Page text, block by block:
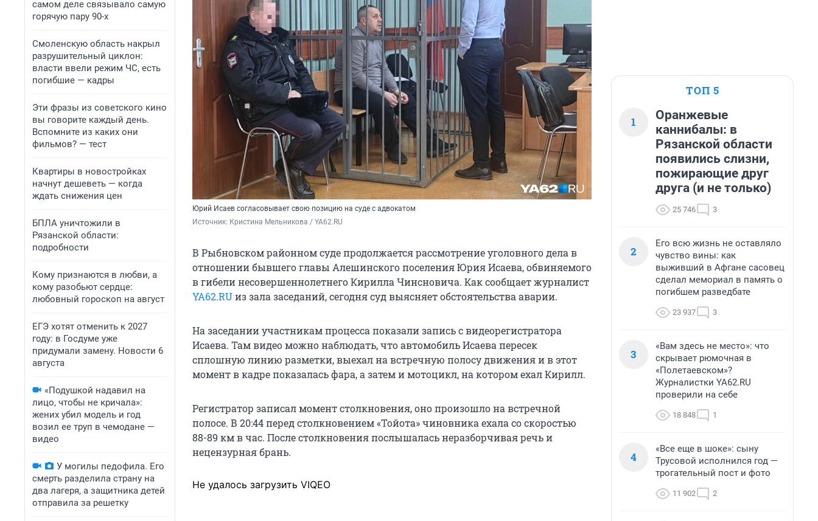
самом деле связывало самую
горячую пару 90-х
Смоленскую область накрыл
разрушительный циклон:
власти ввели режим ЧС, есть
погибшие — кадры
Эти фразы из советского кино
вы говорите каждый день.
Вспомните из каких они
фильмов? — тест
Квартиры в новостройках
начнут дешеветь — когда
ждать снижения цен
БПЛА уничтожили в
Рязанской области:
подробности
Кому признаются в любви, а
кому разобьют сердце:
любовный гороскоп на август
ЕГЭ хотят отменить к 2027
году: в Госдуме уже
придумали замену. Новости 6
августа
«Подушкой надавил на
лицо, чтобы не кричала»:
жених убил модель и год
возил ее труп в чемодане —
видео
У могилы педофила. Его
смерть разделила страну на
два лагеря, а защитника детей
отправила за решетку
Юрий Исаев согласовывает свою позицию на суде с адвокатом
Источник: Кристина Мельникова / YA62.RU
В Рыбновском районном суде продолжается рассмотрение уголовного дела в
отношении бывшего главы Алешинского поселения Юрия Исаева, обвиняемого
в гибели несовершеннолетнего Кирилла Чинсновича. Как сообщает журналист
YA62.RUиз зала заседаний, сегодня суд выясняет обстоятельства аварии.
На заседании участникам процесса показали запись с видеорегистратора
Исаева. Там видео можно наблюдать, что автомобиль Исаева пересек
сплошную линию разметки, выехал на встречную полосу движения и в этот
момент в кадре показалась фара, а затем и мотоцикл, на котором ехал Кирилл.
Регистратор записал момент столкновения, оно произошло на встречной
полосе. В 20:44 перед столкновением «Тойота» чиновника ехала со скоростью
88-89 км в час. После столкновения послышалась неразборчивая речь и
нецензурная брань.
Не удалось загрузить VIQEO
ТОП 5
1
Оранжевые
каннибалы: в
Рязанской области
появились слизни,
пожирающие друг
друга (и не только)
25 746 3
2
Его всю жизнь не оставляло
чувство вины: как
выживший в Афгане сасовец
сделал мемориал в память о
погибшем разведбате
23 937 3
3
«Вам здесь не место»: что
скрывает рюмочная в
«Полетаевском»?
Журналистки YA62.RU
проверили на себе
18 848 1
4
«Все еще в шоке»: сыну
Трусовой исполнился год —
трогательный пост и фото
11 902 2